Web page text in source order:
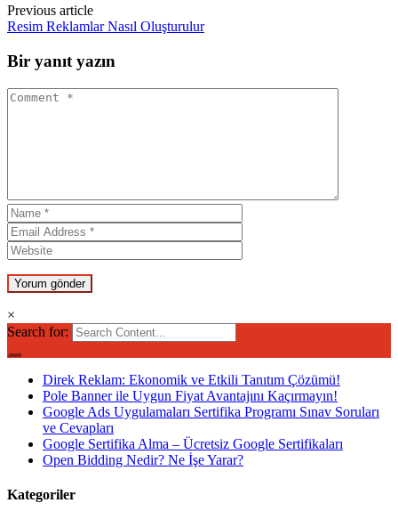
Previous article
Resim Reklamlar Nasıl Oluşturulur
Bir yanıt yazın
×
Search for:
Direk Reklam: Ekonomik ve Etkili Tanıtım Çözümü!
Pole Banner ile Uygun Fiyat Avantajını Kaçırmayın!
Google Ads Uygulamaları Sertifika Programı Sınav Soruları
ve Cevapları
Google Sertifika Alma – Ücretsiz Google Sertifikaları
Open Bidding Nedir? Ne İşe Yarar?
Kategoriler